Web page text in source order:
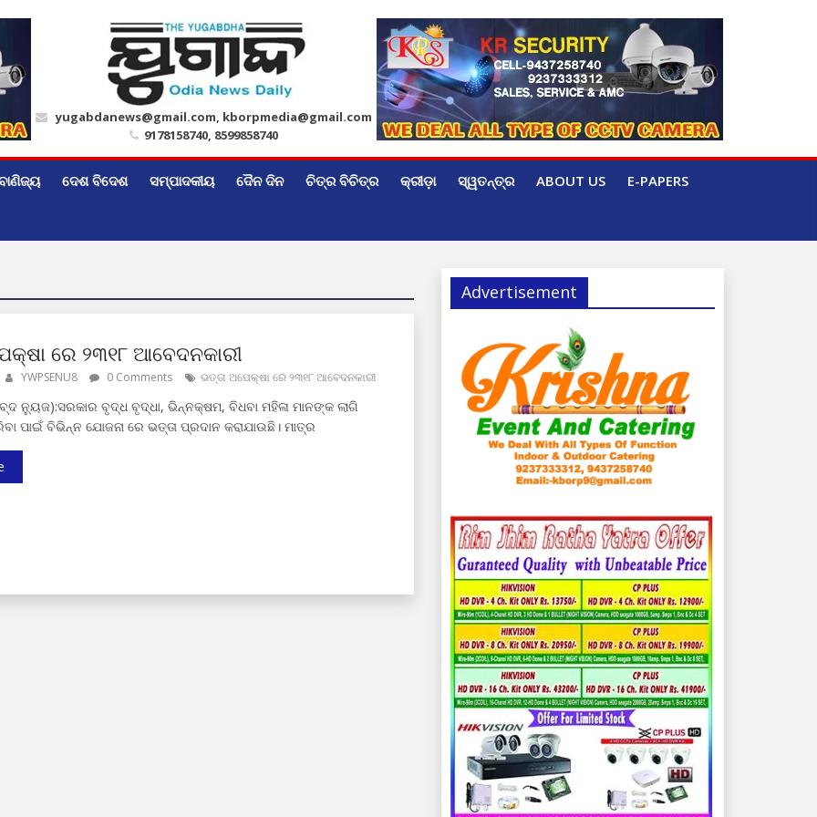
yugabdanews@gmail.com, kborpmedia@gmail.com
9178158740, 8599858740
ଦେଶ ବିଦେଶ ସମ୍ପାଦକୀୟ ଦୈନ ଦିନ ଚିତ୍ର ବିଚିତ୍ର କ୍ରୀଡ଼ା ସ୍ୱତନ୍ତ୍ର ABOUT US E-PAPERS
ରେ ୨୩୧୮ ଆବେଦନକାରୀ
YWPSENU8 0 Comments ଭତ୍ତା ଅପେକ୍ଷା ରେ ୨୩୧୮ ଆବେଦନକାରୀ
ନ୍ୟୁଜ):ସରକାର ବୃଦ୍ଧ ବୃଦ୍ଧା, ଭିନ୍ନକ୍ଷମ, ବିଧବା ମହିଳା ମାନଙ୍କ ଲାଗି
ପାଇଁ ବିଭିନ୍ନ ଯୋଜନା ରେ ଭତ୍ତା ପ୍ରଦାନ କରାଯାଉଛି। ମାତ୍ର
Advertisement